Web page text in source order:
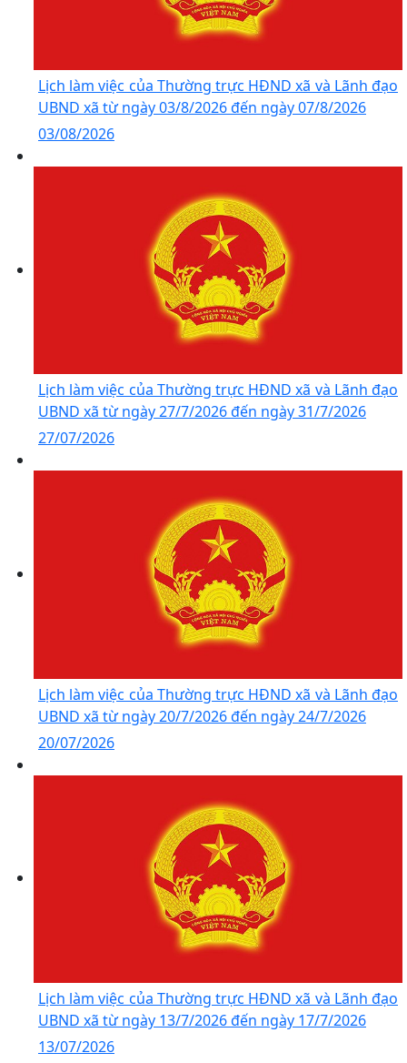
Lịch làm việc của Thường trực HĐND xã và Lãnh đạo
UBND xã từ ngày 03/8/2026 đến ngày 07/8/2026
03/08/2026
Lịch làm việc của Thường trực HĐND xã và Lãnh đạo
UBND xã từ ngày 27/7/2026 đến ngày 31/7/2026
27/07/2026
Lịch làm việc của Thường trực HĐND xã và Lãnh đạo
UBND xã từ ngày 20/7/2026 đến ngày 24/7/2026
20/07/2026
Lịch làm việc của Thường trực HĐND xã và Lãnh đạo
UBND xã từ ngày 13/7/2026 đến ngày 17/7/2026
13/07/2026